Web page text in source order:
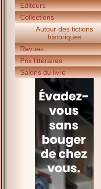
Editeurs
Collections
Autour des fictions
historiques
Revues
Prix littéraires
Salons du livre